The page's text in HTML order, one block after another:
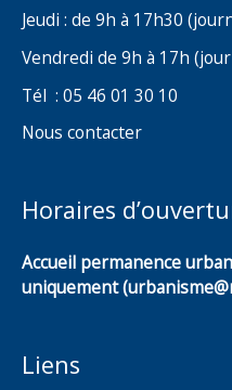
Jeudi : de 9h à 17h30
Vendredi de 9h à 17h
Tél : 05 46 01 30 10
Nous contacter
Horaires
Accueil permanence
uniquement
Liens